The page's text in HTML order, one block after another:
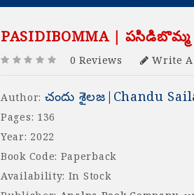
PASIDIBOMMA | పసిడిబొమ్మ
0 Reviews Write
Author: చందు శైలజ|Chandu
Pages: 136
Year: 2022
Book Code: Paperback
Availability: In Stock